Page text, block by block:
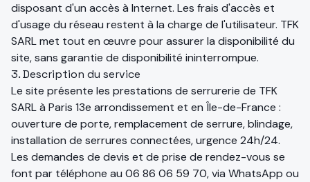
disposant d'un accès à Internet. Les frais d'accès et
d'usage du réseau restent à la charge de l'utilisateur. TFK
SARL met tout en œuvre pour assurer la disponibilité du
site, sans garantie de disponibilité ininterrompue.
3. Description du service
Le site présente les prestations de serrurerie de TFK
SARL à Paris 13e arrondissement et en Île-de-France :
ouverture de porte, remplacement de serrure, blindage,
installation de serrures connectées, urgence 24h/24.
Les demandes de devis et de prise de rendez-vous se
font par téléphone au 06 86 06 59 70, via WhatsApp ou